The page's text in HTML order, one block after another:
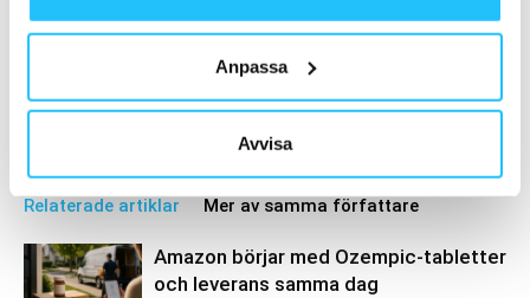
Anpassa
Avvisa
Relaterade artiklar Mer av samma författare
Amazon börjar med Ozempic-tabletter
och leverans samma dag